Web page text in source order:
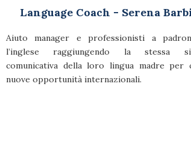
Language Coach - Serena
Aiuto manager e professionisti a
l’inglese raggiungendo la stessa
comunicativa della loro lingua madre per
nuove opportunità internazionali.